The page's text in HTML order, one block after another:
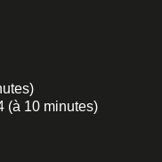
(à 10 minutes)